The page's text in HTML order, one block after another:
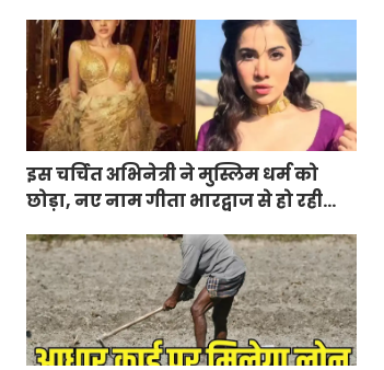
ऐसे करें आवेदन
इस चर्चित अभिनेत्री ने मुस्लिम धर्म को
छोड़ा, नए नाम गीता भारद्वाज से हो रही